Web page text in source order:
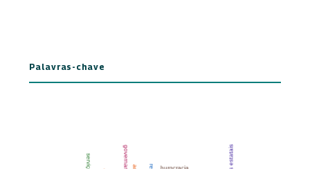
Palavras-chave